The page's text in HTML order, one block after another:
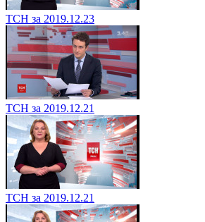
ТСН за 2019.12.23
ТСН за 2019.12.21
ТСН за 2019.12.21